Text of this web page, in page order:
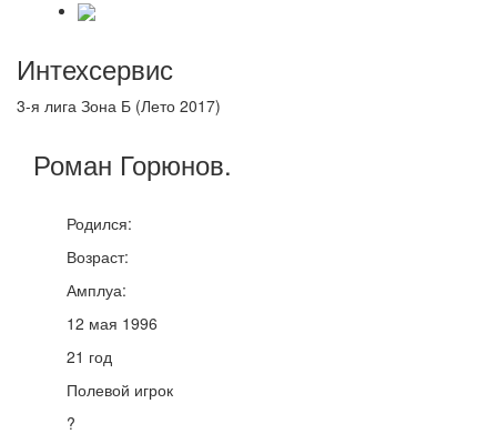
Интехсервис
3-я лига Зона Б (Лето 2017)
Роман Горюнов.
Родился:
Возраст:
Амплуа:
12 мая 1996
21 год
Полевой игрок
?